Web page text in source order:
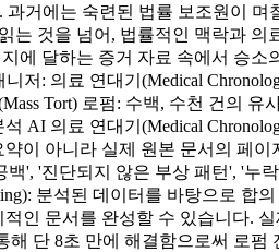
거에는 숙련된 법률 보조원이
것을 넘어, 법률적인 맥락과
에 달하는 증거 자료 속에서 승
저: 의료 연대기(Medical
Tort) 로펌: 수백, 수천 건의
의료 연대기(Medical
이 아니라 실제 원본 문서의 페
', '진단되지 않은 부상 패턴', '누
분석된 데이터를 바탕으로 합의
인 문서를 완성할 수 있습니다.
단 8초 만에 해결함으로써 로